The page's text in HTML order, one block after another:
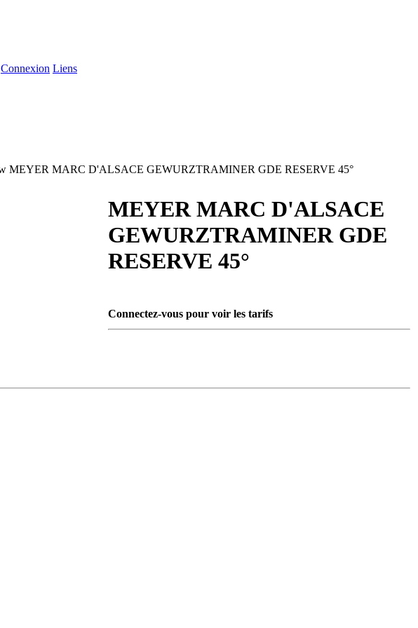
Connexion Liens
MEYER MARC D'ALSACE GEWURZTRAMINER GDE RESERVE 45°
MEYER MARC D'ALSACE
GEWURZTRAMINER GDE
RESERVE 45°
Connectez-vous pour voir les tarifs